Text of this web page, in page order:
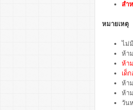
สำ
หมายเหตุ
ไม่
ห้า
ห้า
เด็
ห้า
ห้า
วัน